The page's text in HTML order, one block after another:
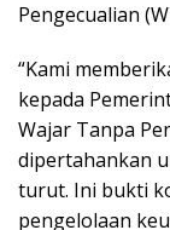
Pengecualian
“Kami
kepada
Wajar Tanpa
dipertahankan
turut. Ini bukti
pengelolaan